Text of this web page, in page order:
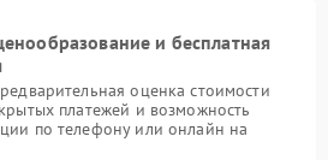
и бесплатная
оценка стоимости
платежей и возможность
по телефону или онлайн на